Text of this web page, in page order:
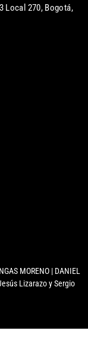
Local 270, Bogotá,
MORENO | DANIEL
Lizarazo y Sergio